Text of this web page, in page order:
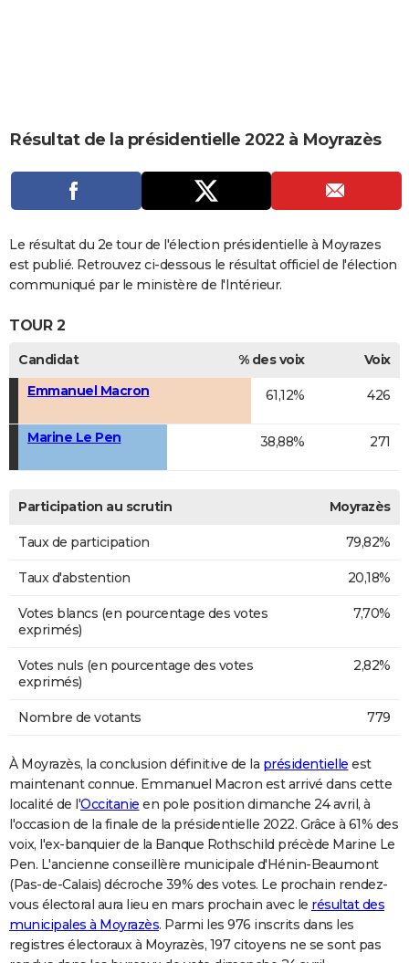
CARTE DE VOEUX
DICTIONNAIRE
Dictionnaire
Biographies
Expressions
Proverbes
PROGRAMME TV
COPAINS D'AVANT
S'inscrire
Se connecter
Lycées
Collèges
Primaires
Universités
Entreprises
Service militaire
Avis de recherche
AVIS DE DÉCÈS
FORUM
Bricolage
Culture
Television
Voyage
Résultat de la présidentielle 2022 à Moyrazès
Le résultat du 2e tour de l'élection présidentielle à Moyrazes
est publié. Retrouvez ci-dessous le résultat officiel de l'élection
communiqué par le ministère de l'Intérieur.
TOUR 2
Candidat % des voix
Voix
Emmanuel Macron
61,12% 426
Marine Le Pen 38,88% 271
Participation au scrutin Moyrazès
Taux de participation 79,82%
Taux d'abstention 20,18%
Votes blancs (en pourcentage des votes
exprimés)
7,70%
Votes nuls (en pourcentage des votes
exprimés)
2,82%
Nombre de votants 779
À Moyrazès, la conclusion définitive de la présidentielle est
maintenant connue. Emmanuel Macron est arrivé dans cette
localité de l'Occitanie en pole position dimanche 24 avril, à
l'occasion de la finale de la présidentielle 2022. Grâce à 61% des
voix, l'ex-banquier de la Banque Rothschild précède Marine Le
Pen. L'ancienne conseillère municipale d'Hénin-Beaumont
(Pas-de-Calais) décroche 39% des votes. Le prochain rendez-
vous électoral aura lieu en mars prochain avec le résultat des
municipales à Moyrazès. Parmi les 976 inscrits dans les
registres électoraux à Moyrazès, 197 citoyens ne se sont pas